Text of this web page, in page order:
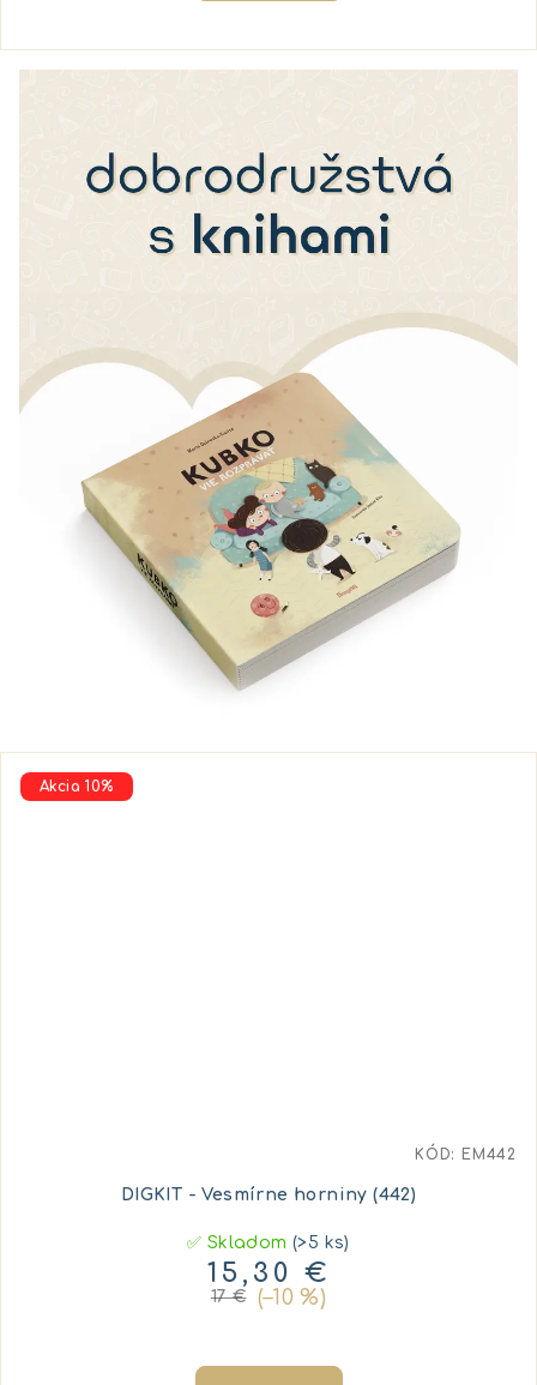
Akcia 10%
DIGKIT - Vesmírne horniny (442)
✅ Skladom(>5 ks)
15,30 €
17 € (–10 %)
KÓD: EM442